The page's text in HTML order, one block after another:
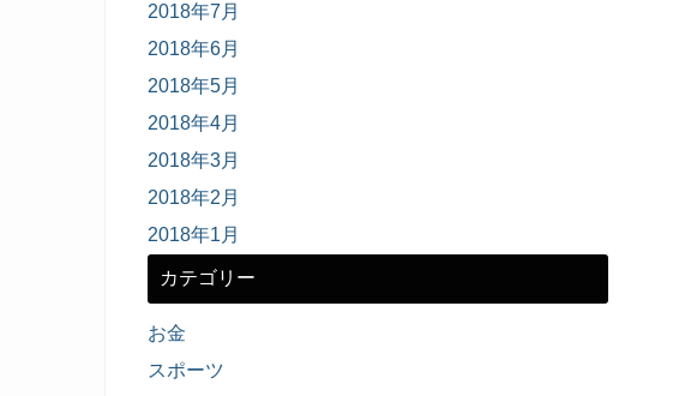
2018年7月
2018年6月
2018年5月
2018年4月
2018年3月
2018年2月
2018年1月
カテゴリー
お金
スポーツ